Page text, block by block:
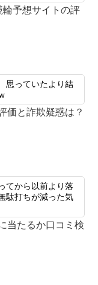
輪予想サイトの評
思っていたより結
価と詐欺疑惑は？
てから以前より落
駄打ちが減った気
当たるか口コミ検